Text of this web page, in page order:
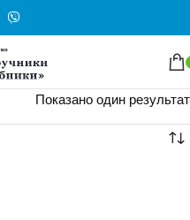
Показано один результат